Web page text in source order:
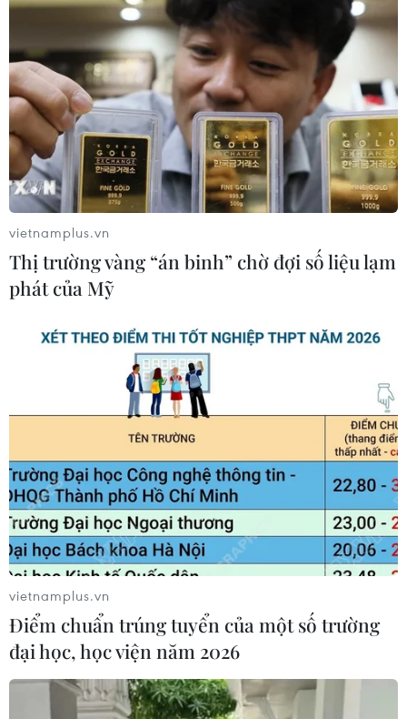
vietnamplus.vn
Thị trường vàng “án binh” chờ đợi số liệu lạm
phát của Mỹ
vietnamplus.vn
Điểm chuẩn trúng tuyển của một số trường
đại học, học viện năm 2026